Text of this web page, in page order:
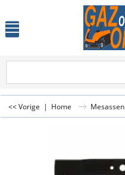
<< Vorige | Home